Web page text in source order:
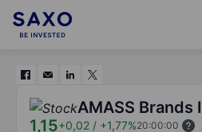
AMASS Brands
1,15+0,02 / +1,77%20:00:00